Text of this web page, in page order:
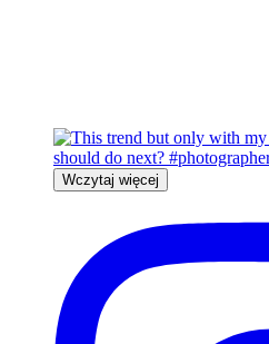
Wczytaj więcej